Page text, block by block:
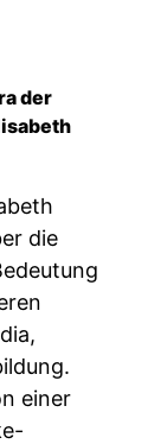
der
die
einer